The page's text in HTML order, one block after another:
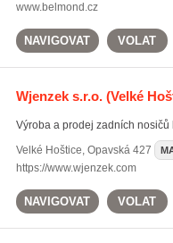
www.belmond.cz
NAVIGOVAT VOLAT
Wjenzek s.r.o.(Velké
Výroba a prodej zadních nosičů
Velké Hoštice, Opavská 427
https://www.wjenzek.com
NAVIGOVAT VOLAT